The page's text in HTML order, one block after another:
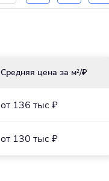
Средняя цена за м2/₽
от 136 тыс ₽
от 130 тыс ₽